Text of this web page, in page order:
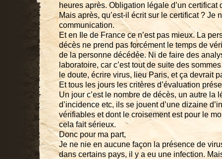
heures après. Obligation légale d’un certificat
Mais après, qu’est-il écrit sur le certificat ? Je
communication.
Et en Ile de France ce n’est pas mieux. La
décès ne prend pas forcément le temps de
de la personne décédée. Ni de faire des
laboratoire, car c’est tout de suite des
le doute, écrire virus, lieu Paris, et ça devrait
Et tous les jours les critères d’évaluation
Un jour c’est le nombre de décès, un autre la
d’incidence etc, ils se jouent d’une dizaine
vérifiables et dont le croisement est pour le
cela fait sérieux.
Donc pour ma part,
Je ne nie en aucune façon la présence de
dans certains pays, il y a eu une infection.